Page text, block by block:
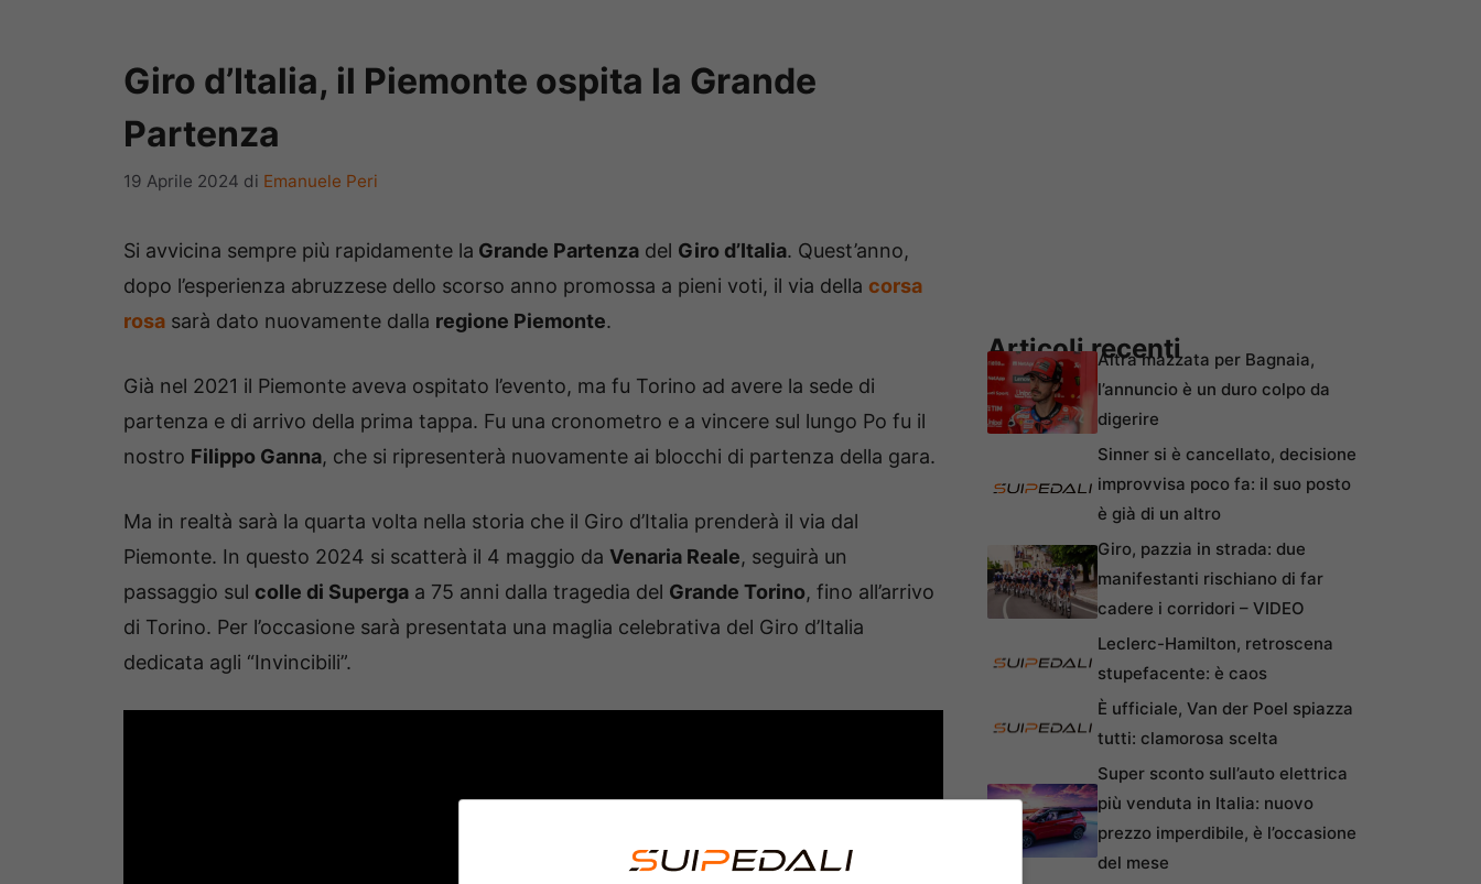
Giro d’Italia, il Piemonte ospita la Grande
Partenza
19 Aprile 2024 di Emanuele Peri
Si avvicina sempre più rapidamente la Grande Partenza del Giro d’Italia. Quest’anno,
dopo l’esperienza abruzzese dello scorso anno promossa a pieni voti, il via della corsa
rosa sarà dato nuovamente dalla regione Piemonte.
Già nel 2021 il Piemonte aveva ospitato l’evento, ma fu Torino ad avere la sede di
partenza e di arrivo della prima tappa. Fu una cronometro e a vincere sul lungo Po fu il
nostro Filippo Ganna, che si ripresenterà nuovamente ai blocchi di partenza della gara.
Ma in realtà sarà la quarta volta nella storia che il Giro d’Italia prenderà il via dal
Piemonte. In questo 2024 si scatterà il 4 maggio da Venaria Reale, seguirà un
passaggio sul colle di Superga a 75 anni dalla tragedia del Grande Torino, fino all’arrivo
di Torino. Per l’occasione sarà presentata una maglia celebrativa del Giro d’Italia
dedicata agli “Invincibili”.
Articoli recentiAltra mazzata per Bagnaia,
l’annuncio è un duro colpo da
digerire
Sinner si è cancellato, decisione
improvvisa poco fa: il suo posto
è già di un altro
Giro, pazzia in strada: due
manifestanti rischiano di far
cadere i corridori – VIDEO
Leclerc-Hamilton, retroscena
stupefacente: è caos
È ufficiale, Van der Poel spiazza
tutti: clamorosa scelta
Super sconto sull’auto elettrica
più venduta in Italia: nuovo
prezzo imperdibile, è l’occasione
del mese